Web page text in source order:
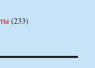
(233)